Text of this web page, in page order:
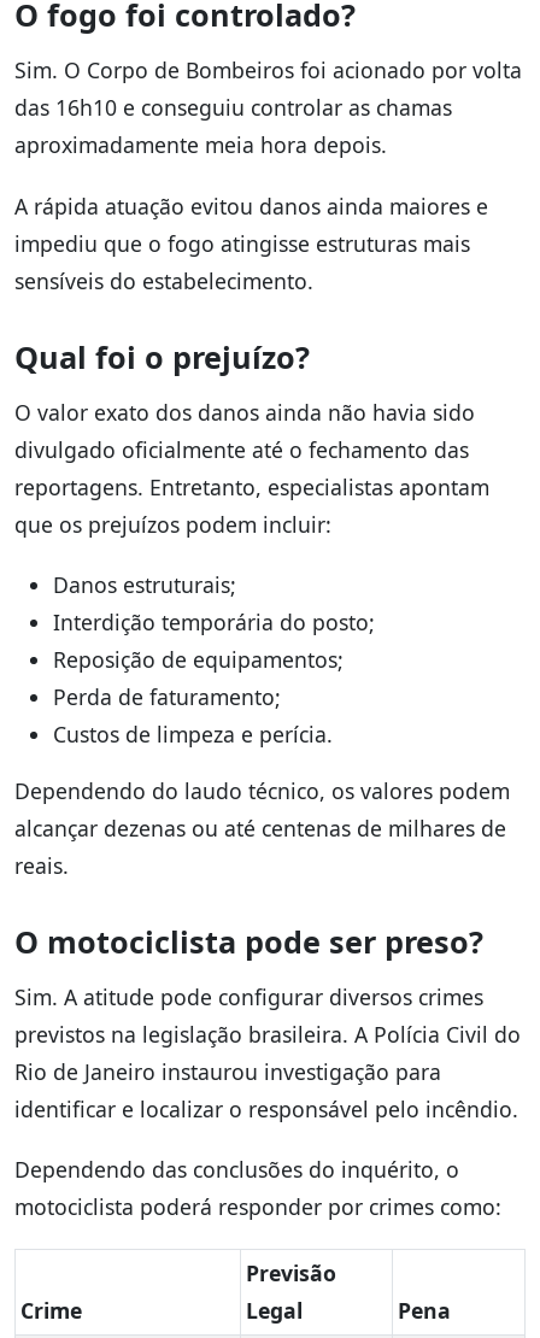
O fogo foi controlado?
Sim. O Corpo de Bombeiros foi acionado por volta
das 16h10 e conseguiu controlar as chamas
aproximadamente meia hora depois.
A rápida atuação evitou danos ainda maiores e
impediu que o fogo atingisse estruturas mais
sensíveis do estabelecimento.
Qual foi o prejuízo?
O valor exato dos danos ainda não havia sido
divulgado oficialmente até o fechamento das
reportagens. Entretanto, especialistas apontam
que os prejuízos podem incluir:
Danos estruturais;
Interdição temporária do posto;
Reposição de equipamentos;
Perda de faturamento;
Custos de limpeza e perícia.
Dependendo do laudo técnico, os valores podem
alcançar dezenas ou até centenas de milhares de
reais.
O motociclista pode ser preso?
Sim. A atitude pode configurar diversos crimes
previstos na legislação brasileira. A Polícia Civil do
Rio de Janeiro instaurou investigação para
identificar e localizar o responsável pelo incêndio.
Dependendo das conclusões do inquérito, o
motociclista poderá responder por crimes como:
Crime
Previsão
Legal
Pena